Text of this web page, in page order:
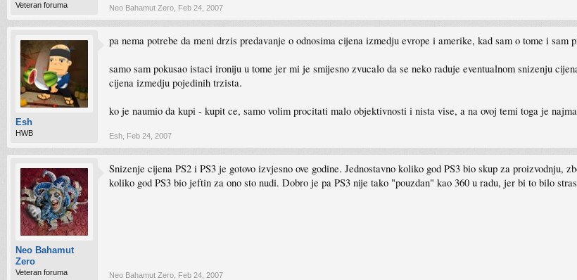
Veteran foruma Neo Bahamut Zero Feb 24, 2007
Esh
HWB
pa nema potrebe da meni drzis predavanje o odnosima cijena izmedju evrope i amerike, kad sam o tome i sam
samo sam pokusao istaci ironiju u tome jer mi je smijesno zvucalo da se neko raduje eventualnom snizenju
cijena izmedju pojedinih trzista.
ko je naumio da kupi - kupit ce, samo volim procitati malo objektivnosti i nista vise, a na ovoj temi toga je
Esh Feb 24, 2007
Neo Bahamut
Zero
Veteran foruma
Snizenje cijena PS2 i PS3 je gotovo izvjesno ove godine. Jednostavno koliko god PS3 bio skup za
koliko god PS3 bio jeftin za ono sto nudi. Dobro je pa PS3 nije tako "pouzdan" kao 360 u radu, jer bi to bilo
Neo Bahamut Zero Feb 24, 2007